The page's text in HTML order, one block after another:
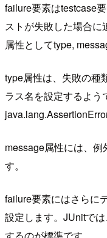
failure要素はtestcase
ストが失敗した場合に
属性としてtype,
type属性は、失敗の種
ラス名を設定するよう
message属性には、例
す。
failure要素にはさらに
設定します。JUnitで